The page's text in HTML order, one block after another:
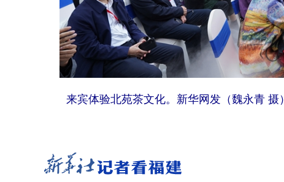
来宾体验北苑茶文化。新华网发（魏永青 摄）